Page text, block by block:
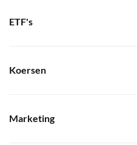
ETF's
Koersen
Marketing